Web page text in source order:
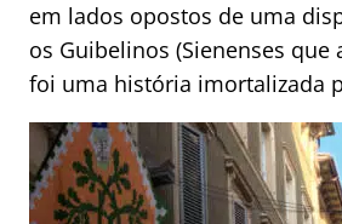
em lados opostos de uma
os Guibelinos (Sienenses
foi uma história imortalizada